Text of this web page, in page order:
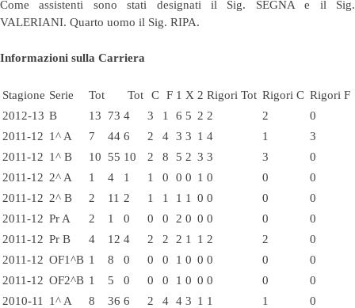
Come assistenti sono stati designati il Sig. SEGNA e il Sig.
VALERIANI. Quarto uomo il Sig. RIPA.
Informazioni sulla Carriera
Stagione Serie Tot Tot C F 1 X 2 Rigori Tot Rigori C Rigori F
2012-13 B 13 73 4 3 1 6 5 2 2 2
0
2011-12 1^ A 7 44 6 2 4 3 3 1 4 1
3
2011-12 1^ B 10 55 10 2 8 5 2 3 3 3
0
2011-12 2^ A 1 4 1 1 0 0 0 1 0 0
0
2011-12 2^ B 2 11 2 1 1 1 1 0 0 0
0
2011-12 Pr A 2 1 0 0 0 2 0 0 0 0
0
2011-12 Pr B 4 12 4 2 2 2 1 1 2 2
0
2011-12 OF1^B 1 8 0 0 0 1 0 0 0 0
0
2011-12 OF2^B 1 5 0 0 0 1 0 0 0 0
0
2010-11
1^ A 8 36 6 2 4 4 3 1 1 1
0